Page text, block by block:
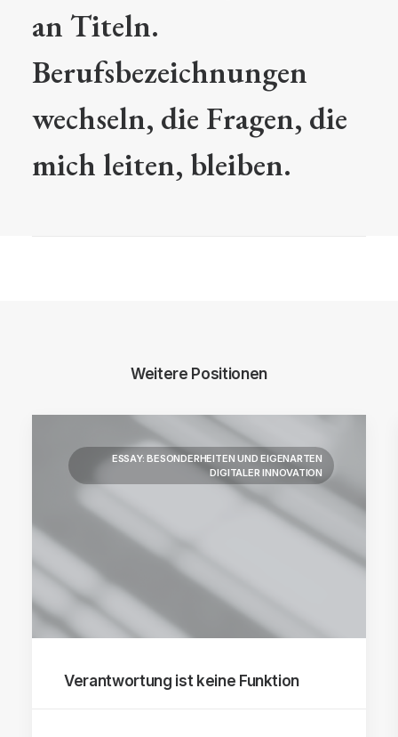
an Titeln.
Berufsbezeichnungen
wechseln, die Fragen, die
mich leiten, bleiben.
Weitere Positionen
ESSAY: BESONDERHEITEN UND EIGENARTEN
DIGITALER INNOVATION
Verantwortung ist keine Funktion